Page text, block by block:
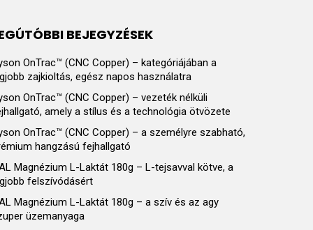
BEJEGYZÉSEK
OnTrac™ (CNC Copper) – kategóriájában a
zajkioltás, egész napos használatra
OnTrac™ (CNC Copper) – vezeték nélküli
amely a stílus és a technológia ötvözete
OnTrac™ (CNC Copper) – a személyre szabható,
hangzású fejhallgató
Magnézium L-Laktát 180g – L-tejsavval kötve, a
felszívódásért
Magnézium L-Laktát 180g – a szív és az agy
üzemanyaga